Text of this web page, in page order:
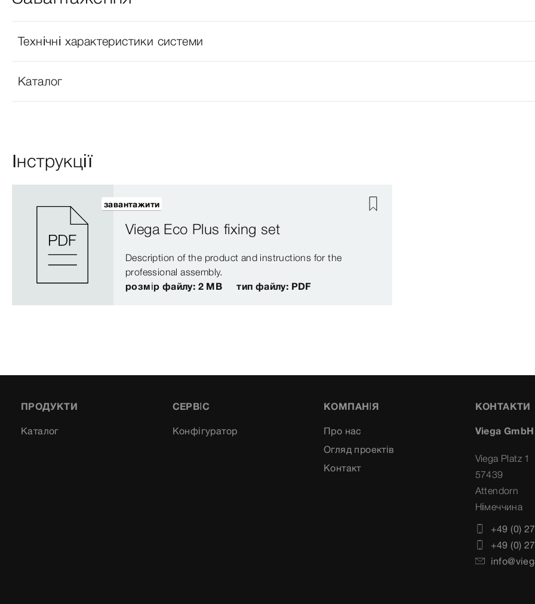
Технічні характеристики системи
Каталог
Інструкції
Viega Eco Plus fixing set
Description of the product and instructions for the
professional assembly.
розмір файлу: 2 MB
тип файлу: PDF
завантажити
ПРОДУКТИ
Каталог
СЕРВІС
Конфігуратор
КОМПАНІЯ
Про нас
Огляд проектів
Контакт
КОНТАКТИ
Viega
Viega Platz 1
57439
Attendorn
Німеччина
+49 (0)
+49 (0)